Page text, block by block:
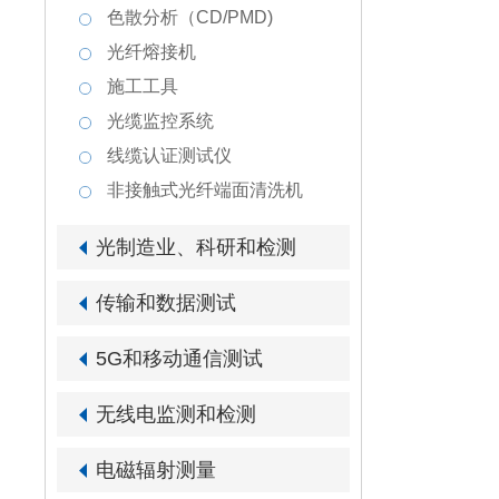
色散分析（CD/PMD)
光纤熔接机
施工工具
光缆监控系统
线缆认证测试仪
非接触式光纤端面清洗机
光制造业、科研和检测
传输和数据测试
5G和移动通信测试
无线电监测和检测
电磁辐射测量